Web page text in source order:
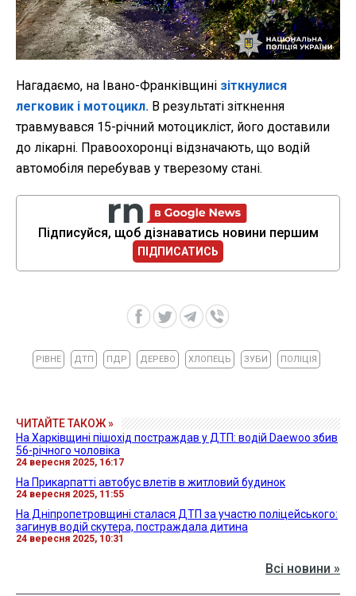
Нагадаємо, на Івано-Франківщині зіткнулися
легковик і мотоцикл. В результаті зіткнення
травмувався 15-річний мотоцикліст, його доставили
до лікарні. Правоохоронці відзначають, що водій
автомобіля перебував у тверезому стані.
Підписуйся, щоб дізнаватись новини першим
ПІДПИСАТИСЬ
РІВНЕ ДТП ПДР ДЕРЕВО ХЛОПЕЦЬ ЗУБИ ПОЛІЦІЯ
ЧИТАЙТЕ ТАКОЖ »
На Харківщині пішохід постраждав у ДТП: водій Daewoo збив
56-річного чоловіка
24 вересня 2025, 16:17
На Прикарпатті автобус влетів в житловий будинок
24 вересня 2025, 11:55
На Дніпропетровщині сталася ДТП за участю поліцейського:
загинув водій скутера, постраждала дитина
24 вересня 2025, 10:31
Всі новини »